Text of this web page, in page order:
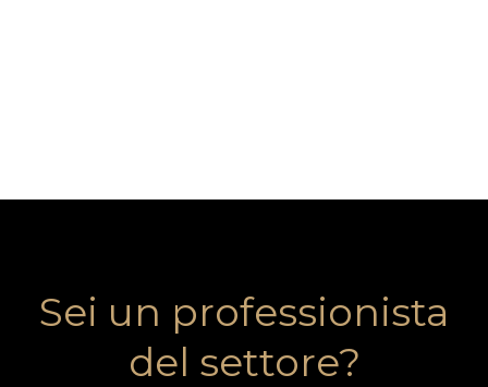
Sei un professionista
del settore?